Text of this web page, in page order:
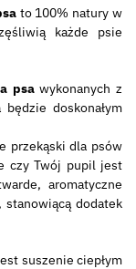
to 100% natury w
każde psie
psawykonanych z
doskonałym
przekąski dla psów
czy Twój pupil jest
aromatyczne
, stanowiącą dodatek
suszenie ciepłym